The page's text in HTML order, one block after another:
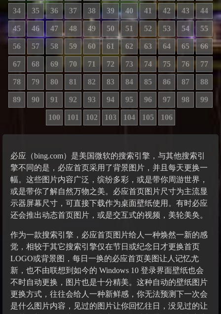
34 35 36 37 38 39 40 41 42 43 44
45 46 47 48 49 50 51 52 53 54 55
56 57 58 59 60 61 62 63 64 65 66
67 68 69 70 71 72 73 74 75 76 77
78 79 80 81 82 83 84 85 86 87 88
89 90 91 92 93 94 95 96 97 98 99
100 101 102 103 104 105 106
必应（bing.com）是美国微软的搜索引擎，与其他搜索引
擎不同的是，必应首页采用了背景图片，并且每天更换一
幅。这些图片内容广泛，缤纷多彩，或是带你周游世界，
或是带你了解自然万物之美。必应首页图片尺寸为主流显
示器屏幕尺寸，可直接下载作为桌面壁纸使用。有时必应
还会推出动态首页图片，或是交互式的视频，美轮美奂。
作为一款搜索引擎，必应首页图片给人一种焕然一新的感
觉，相较于其它搜索引擎仅在节日或纪念日才更换首页
LOGO或背景图，每日一换的必应首页美图让人记忆尤
新，也不由联想到如今的 Windows 10 登录界面壁纸也会
不时自动更换，图片也是十分精美。这种自动的壁纸图片
更换方式，往往会给人一种新鲜感，你无法预测下一次会
是什么图片内容，见过的图片让你回忆往日，没见过的让